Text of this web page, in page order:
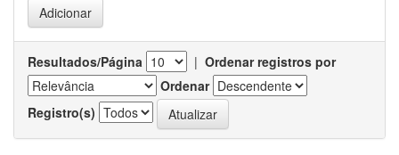
Resultados/Página | Ordenar registros por
Ordenar
Registro(s)